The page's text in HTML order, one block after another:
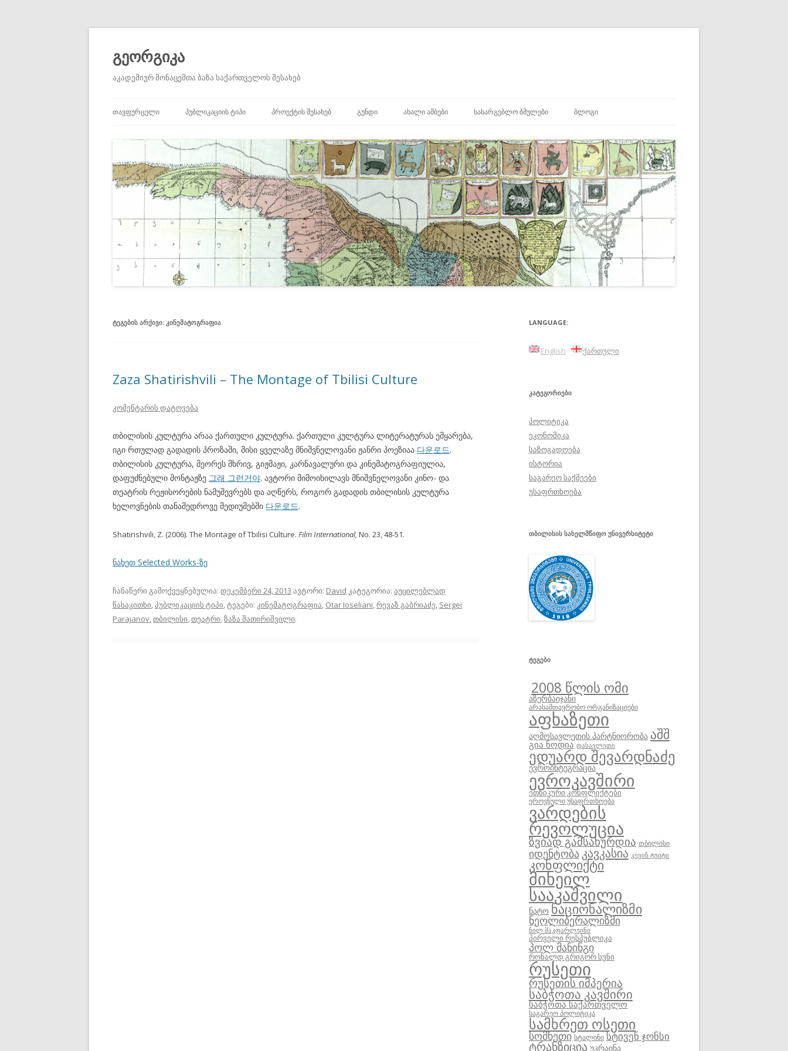
გეორგიკა
აკადემიურ მონაცემთა ბაზა საქართველოს შესახებ
გადასვლა
ᲗᲐᲕᲤᲣᲠᲪᲔᲚᲘ ᲞᲣᲑᲚᲘᲙᲐᲪᲘᲘᲡ ᲢᲘᲞᲘ
ᲐᲣᲪᲘᲚᲔᲑᲚᲐᲓ ᲬᲐᲡᲐᲙᲘᲗᲮᲘ
ᲞᲘᲠᲕᲔᲚᲐᲓᲘ ᲬᲧᲐᲠᲝᲔᲑᲘ
ᲛᲝᲮᲡᲔᲜᲔᲑᲔᲑᲘ
ᲬᲘᲒᲜᲔᲑᲘ ᲓᲐ ᲠᲔᲪᲔᲜᲖᲘᲔᲑᲘ
ᲞᲠᲝᲔᲥᲢᲘᲡ ᲨᲔᲡᲐᲮᲔᲑ ᲒᲣᲜᲓᲘ ᲐᲮᲐᲚᲘ ᲐᲛᲑᲔᲑᲘ ᲡᲐᲡᲐᲠᲒᲔᲑᲚᲝ ᲑᲛᲣᲚᲔᲑᲘ ᲑᲚᲝᲒᲘ
ᲢᲔᲒᲔᲑᲘᲡ ᲐᲠᲥᲘᲕᲘ: ᲙᲘᲜᲔᲛᲐᲢᲝᲒᲠᲐᲤᲘᲐ
Zaza Shatirishvili – The Montage of Tbilisi Culture
კომენტარის დატოვება
თბილისის კულტურა არაა ქართული კულტურა. ქართული კულტურა ლიტერატურას ემყარება,
იგი რთულად გადადის პროზაში, მისი ყველაზე მნიშვნელოვანი ჟანრი პოეზიაა 다운로드.
თბილისის კულტურა, მეორეს მხრივ, გიჟმაჟი, კარნავალური და კინემატოგრაფიულია,
დაფუძნებული მონტაჟზე 그래 그런거야. ავტორი მიმოიხილავს მნიშვნელოვანი კინო- და
თეატრის რეჟისორების ნამუშევრებს და აღწერს, როგორ გადადის თბილისის კულტურა
ხელოვნების თანამედროვე მედიუმებში 다운로드.
Shatirishvili, Z. (2006). The Montage of Tbilisi Culture. Film International, No. 23, 48-51.
ნახეთ Selected Works-ზე
ჩანაწერი გამოქვეყნებულია: დეკემბერი 24, 2013 ავტორი: David კატეგორია: აუცილებლად
წასაკითხი,პუბლიკაციის ტიპი, ტეგები: კინემატოგრაფია, Otar Ioseliani,რევაზ გაბრიაძე, Sergei
Parajanov,თბილისი,თეატრი,ზაზა შათირიშვილი.
LANGUAGE:
English ქართული
ᲙᲐᲢᲔᲒᲝᲠᲘᲔᲑᲘ
პოლიტიკა
ეკონომიკა
საზოგადოება
ისტორია
საგარეო საქმეები
უსაფრთხოება
ᲗᲑᲘᲚᲘᲡᲘᲡ ᲡᲐᲮᲔᲚᲛᲬᲘᲤᲝ ᲣᲜᲘᲕᲔᲠᲡᲘᲢᲔᲢᲘ
ᲢᲔᲒᲔᲑᲘ
2008 წლის ომი
აზერბაიჯანი
არასამთავრობო ორგანიზაციები
აფხაზეთი
აღმოსავლეთის პარტნიორობა აშშ
გია ნოდია დასავლეთი
ედუარდ შევარდნაძე
ევროინტეგრაცია
ევროკავშირი
ეთნიკური კონფლიქტები
ეროვნული უსაფრთხოება
ვარდების
რევოლუცია
ზვიად გამსახურდია თბილისი
იდენტობაკავკასია კევინ ტუიტი
კონფლიქტი
მიხეილ
სააკაშვილი
ნატო ნაციონალიზმი
ნეოლიბერალიზმი
ნილ მაკფარლეინი
პირველი რესპუბლიკა
პოლ მანინგი
რონალდ გრიგორ სუნი
რუსეთი
რუსეთის იმპერია
საბჭოთა კავშირი
საბჭოთა საქართველო
საგარეო პოლიტიკა
სამხრეთ ოსეთი
სომხეთი სტალინი სტივენ ჯონსი
ტრანზიცია უკრაინა